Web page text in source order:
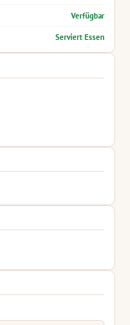
Verfügbar
Serviert Essen